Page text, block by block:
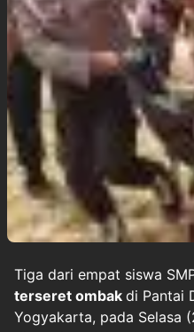
Tiga dari empat siswa
terseret ombak di Pantai
Yogyakarta, pada Selasa